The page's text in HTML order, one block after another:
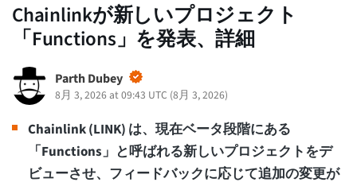
Chainlinkが新しいプロジェクト
「Functions」を発表、詳細
Parth Dubey
8月 3, 2026 at 09:43 UTC (8月 3, 2026)
Chainlink (LINK) は、現在ベータ段階にある
「Functions」と呼ばれる新しいプロジェクトをデ
ビューさせ、フィードバックに応じて追加の変更が